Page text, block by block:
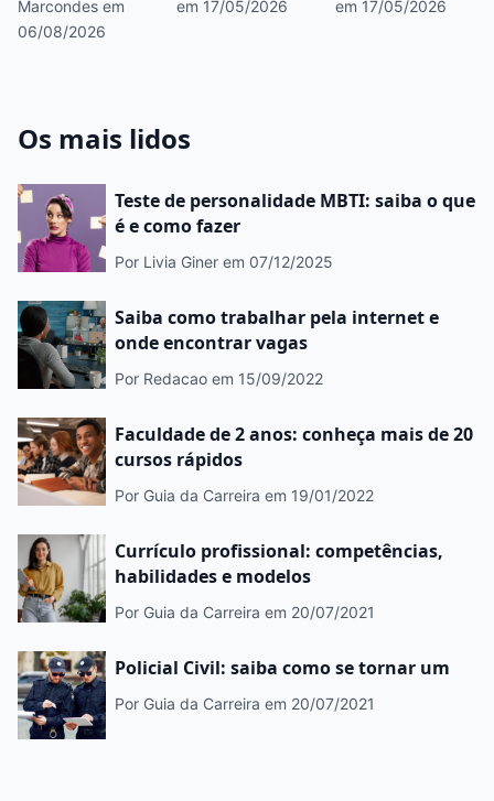
caminhos para
crescer
Marcondes em
06/08/2026
precisa conhecer
em 17/05/2026
em 17/05/2026
Os mais lidos
Teste de personalidade MBTI: saiba o que
é e como fazer
Por Livia Giner em 07/12/2025
Saiba como trabalhar pela internet e
onde encontrar vagas
Por Redacao em 15/09/2022
Faculdade de 2 anos: conheça mais de 20
cursos rápidos
Por Guia da Carreira em 19/01/2022
Currículo profissional: competências,
habilidades e modelos
Por Guia da Carreira em 20/07/2021
Policial Civil: saiba como se tornar um
Por Guia da Carreira em 20/07/2021